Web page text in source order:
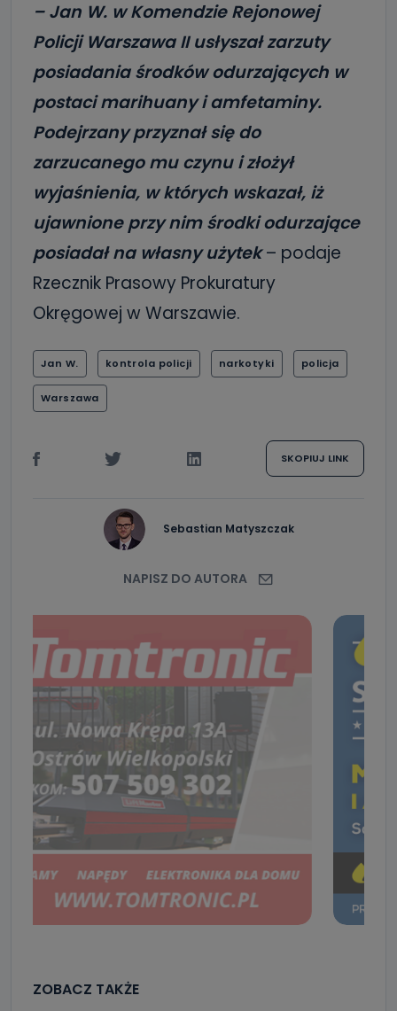
– Jan W. w Komendzie Rejonowej
Policji Warszawa II usłyszał zarzuty
posiadania środków odurzających w
postaci marihuany i amfetaminy.
Podejrzany przyznał się do
zarzucanego mu czynu i złożył
wyjaśnienia, w których wskazał, iż
ujawnione przy nim środki odurzające
posiadał na własny użytek– podaje
Rzecznik Prasowy Prokuratury
Okręgowej w Warszawie.
Jan W. kontrola policji narkotyki policja
Warszawa
SKOPIUJ LINK
Sebastian Matyszczak
NAPISZ DO AUTORA
ZOBACZ TAKŻE